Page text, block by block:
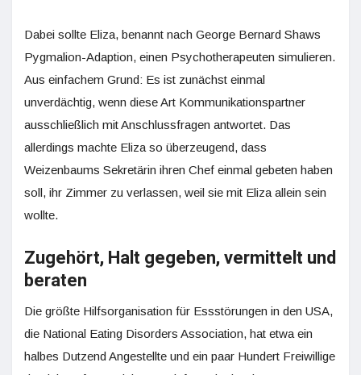
Dabei sollte Eliza, benannt nach George Bernard Shaws
Pygmalion-Adaption, einen Psychotherapeuten simulieren.
Aus einfachem Grund: Es ist zunächst einmal
unverdächtig, wenn diese Art Kommunikationspartner
ausschließlich mit Anschlussfragen antwortet. Das
allerdings machte Eliza so überzeugend, dass
Weizenbaums Sekretärin ihren Chef einmal gebeten haben
soll, ihr Zimmer zu verlassen, weil sie mit Eliza allein sein
wollte.
Zugehört, Halt gegeben, vermittelt und
beraten
Die größte Hilfsorganisation für Essstörungen in den USA,
die National Eating Disorders Association, hat etwa ein
halbes Dutzend Angestellte und ein paar Hundert Freiwillige